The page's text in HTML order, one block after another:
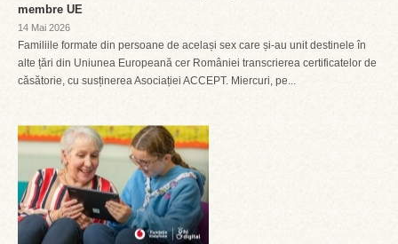
membre UE
14 Mai 2026
Familiile formate din persoane de același sex care și-au unit destinele în
alte țări din Uniunea Europeană cer României transcrierea certificatelor de
căsătorie, cu susținerea Asociației ACCEPT. Miercuri, pe...